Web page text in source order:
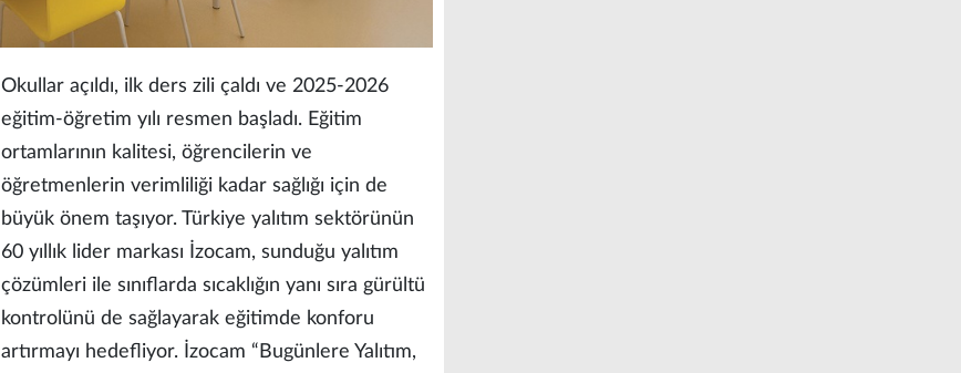
Okullar açıldı, ilk ders zili çaldı ve 2025-2026
eğitim-öğretim yılı resmen başladı. Eğitim
ortamlarının kalitesi, öğrencilerin ve
öğretmenlerin verimliliği kadar sağlığı için de
büyük önem taşıyor. Türkiye yalıtım sektörünün
60 yıllık lider markası İzocam, sunduğu yalıtım
çözümleri ile sınıflarda sıcaklığın yanı sıra gürültü
kontrolünü de sağlayarak eğitimde konforu
artırmayı hedefliyor. İzocam “Bugünlere Yalıtım,